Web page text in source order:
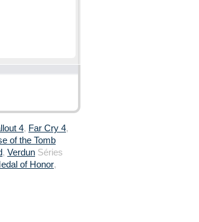
4, Far Cry 4,
of the Tomb
, Verdun Séries
of Honor,